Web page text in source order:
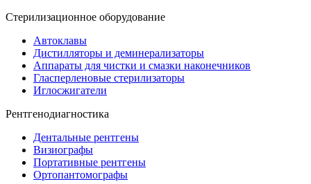
Стерилизационное оборудование
Автоклавы
Дистилляторы и деминерализаторы
Аппараты для чистки и смазки наконечников
Гласперленовые стерилизаторы
Иглосжигатели
Рентгенодиагностика
Дентальные рентгены
Визиографы
Портативные рентгены
Ортопантомографы